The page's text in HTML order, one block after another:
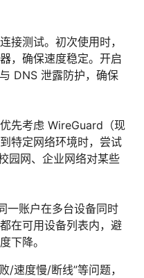
接测试。初次使用时，
，确保速度稳定。开启
DNS 泄露防护，确保
先考虑 WireGuard（现
特定网络环境时，尝试
园网、企业网络对某些
一账户在多台设备同时
在可用设备列表内，避
下降。
/速度慢/断线”等问题，